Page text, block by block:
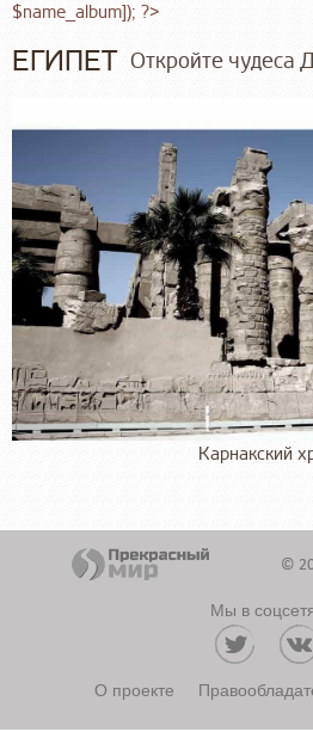
$name_album]); ?>
ЕГИПЕТ Откройте чудеса
Карнакский
©
Мы в
О проекте